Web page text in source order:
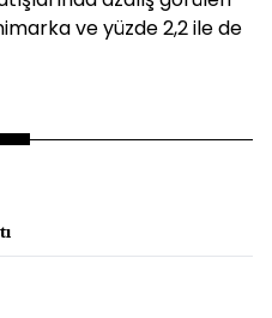
ve yüzde 2,2 ile de